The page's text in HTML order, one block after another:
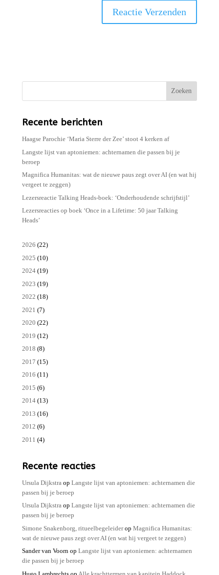
Zoeken
Recente berichten
Haagse Parochie ‘Maria Sterre der Zee’ stoot 4 kerken af
Langste lijst van aptoniemen: achternamen die passen bij je
beroep
Magnifica Humanitas: wat de nieuwe paus zegt over AI (en wat hij
vergeet te zeggen)
Lezersreactie Talking Heads-boek: ‘Onderhoudende schrijfstijl’
Lezersreacties op boek ‘Once in a Lifetime: 50 jaar Talking
Heads’
2026 (22)
2025 (10)
2024(19)
2023 (19)
2022 (18)
2021 (7)
2020 (22)
2019 (12)
2018 (8)
2017 (15)
2016 (11)
2015 (6)
2014(13)
2013 (16)
2012 (6)
2011 (4)
Recente reacties
Ursula Dijkstra op Langste lijst van aptoniemen: achternamen die
passen bij je beroep
Ursula Dijkstraop Langste lijst van aptoniemen: achternamen die
passen bij je beroep
Simone Snakenborg, ritueelbegeleiderop Magnifica Humanitas:
wat de nieuwe paus zegt over AI (en wat hij vergeet te zeggen)
Sander van Voornop Langste lijst van aptoniemen: achternamen
die passen bij je beroep